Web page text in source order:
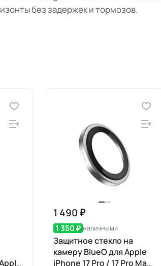
без задержек и тормозов.
1 490 ₽
1 350 ₽ наличными
Защитное стекло на
камеру BlueO для Apple
iPhone 17 Pro / 17 Pro Max,